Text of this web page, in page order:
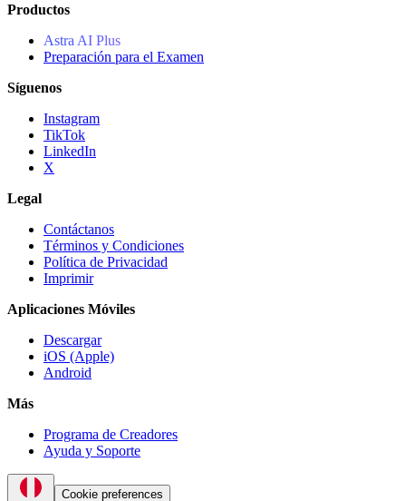
Productos
Astra AI Plus
Preparación para el Examen
Síguenos
Instagram
TikTok
LinkedIn
X
Legal
Contáctanos
Términos y Condiciones
Política de Privacidad
Imprimir
Aplicaciones Móviles
Descargar
iOS (Apple)
Android
Más
Programa de Creadores
Ayuda y Soporte
Cookie preferences